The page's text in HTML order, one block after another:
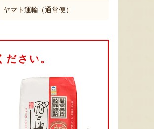
ヤマト運輸（通常便）
さい。